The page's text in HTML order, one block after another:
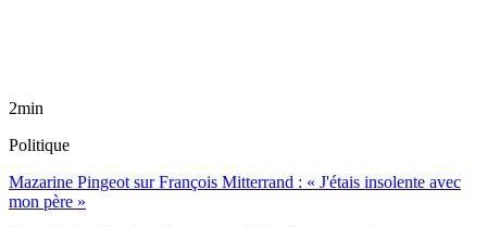
2min
Politique
Mazarine Pingeot sur François Mitterrand : « J'étais insolente avec
mon père »